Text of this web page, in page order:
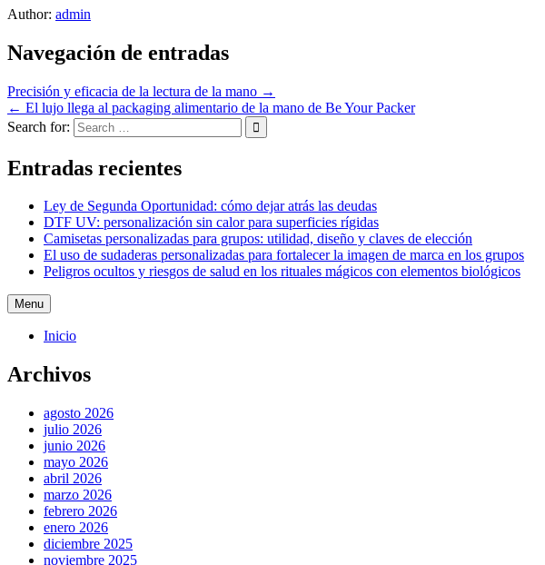
Author: admin
Navegación de entradas
Precisión y eficacia de la lectura de la mano →
← El lujo llega al packaging alimentario de la mano de Be Your Packer
Search for:
Entradas recientes
Ley de Segunda Oportunidad: cómo dejar atrás las deudas
DTF UV: personalización sin calor para superficies rígidas
Camisetas personalizadas para grupos: utilidad, diseño y claves de elección
El uso de sudaderas personalizadas para fortalecer la imagen de marca en los grupos
Peligros ocultos y riesgos de salud en los rituales mágicos con elementos biológicos
Menu
Inicio
Archivos
agosto 2026
julio 2026
junio 2026
mayo 2026
abril 2026
marzo 2026
febrero 2026
enero 2026
diciembre 2025
noviembre 2025